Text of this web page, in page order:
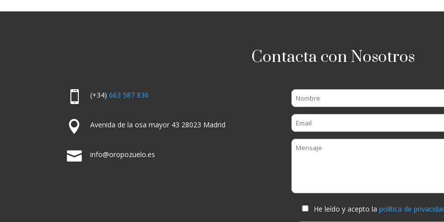
Contacta con Nosotros
 (+34) 663 587 836
 Avenida de la osa mayor 43 28023 Madrid
 info@oropozuelo.es
He leído y acepto lapolítica de